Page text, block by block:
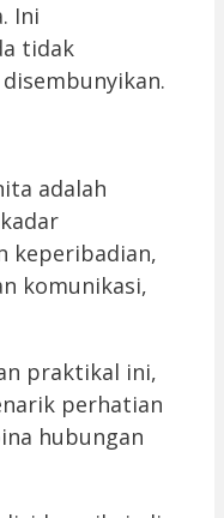
Ini
tidak
adalah
keperibadian,
komunikasi,
praktikal ini,
perhatian
hubungan